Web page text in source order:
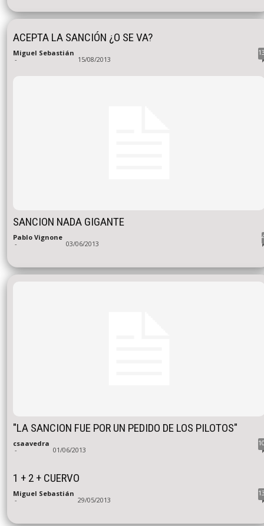
ACEPTA LA SANCIÓN ¿O SE VA?
Miguel Sebastián
- 15/08/2013
SANCION NADA GIGANTE
Pablo Vignone
- 03/06/2013
"LA SANCION FUE POR UN PEDIDO DE LOS PILOTOS"
csaavedra
- 01/06/2013
1 + 2 + CUERVO
Miguel Sebastián
- 29/05/2013